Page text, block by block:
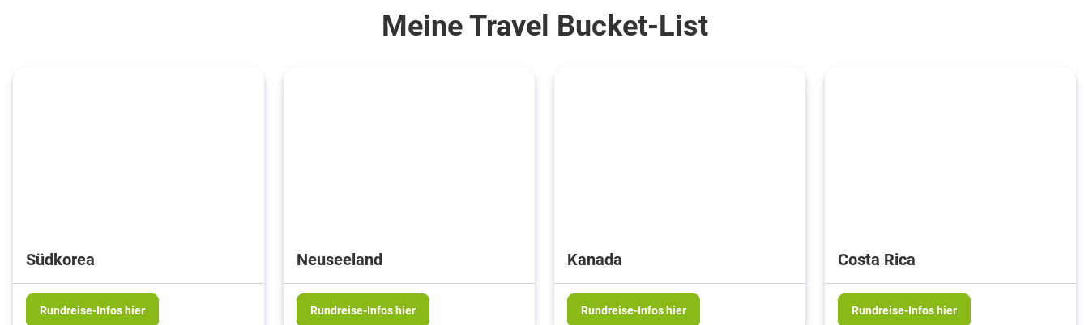
Meine Travel Bucket-List
Südkorea
Rundreise-Infos hier
Neuseeland
Rundreise-Infos hier
Kanada
Rundreise-Infos hier
Costa Rica
Rundreise-Infos hier